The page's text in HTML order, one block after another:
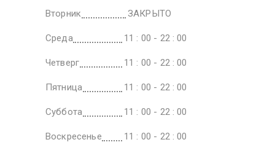
Вторник ЗАКРЫТО
Среда 11 : 00 - 22 : 00
Четверг 11 : 00 - 22 : 00
Пятница 11 : 00 - 22 : 00
Суббота 11 : 00 - 22 : 00
Воскресенье 11 : 00 - 22 : 00